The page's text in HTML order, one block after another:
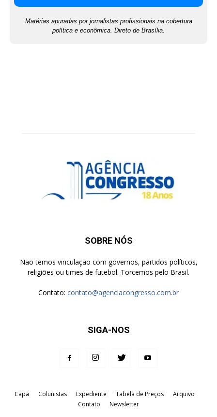
Matérias apuradas por jornalistas profissionais na cobertura
política e econômica. Direto de Brasília.
SOBRE NÓS
Não temos vinculação com governos, partidos políticos,
religiões ou times de futebol. Torcemos pelo Brasil.
Contato: contato@agenciacongresso.com.br
SIGA-NOS
Capa Colunistas Expediente Tabela de Preços
Arquivo
Contato
Newsletter